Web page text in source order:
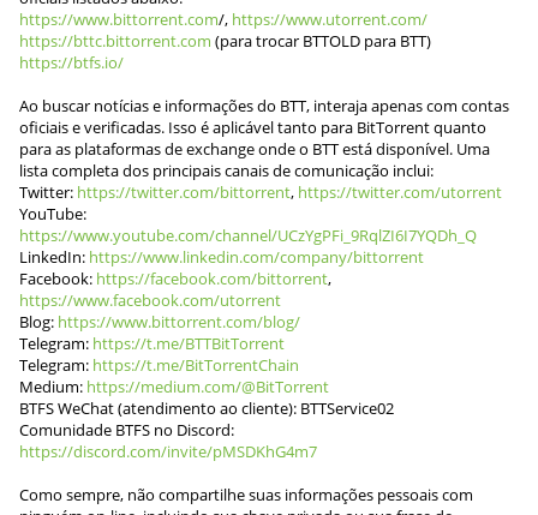
https://www.bittorrent.com/, https://www.utorrent.com/
https://bttc.bittorrent.com (para trocar BTTOLD para BTT)
https://btfs.io/
Ao buscar notícias e informações do BTT, interaja apenas com contas
oficiais e verificadas. Isso é aplicável tanto para BitTorrent quanto
para as plataformas de exchange onde o BTT está disponível. Uma
lista completa dos principais canais de comunicação inclui:
Twitter: https://twitter.com/bittorrent, https://twitter.com/utorrent
YouTube:
https://www.youtube.com/channel/UCzYgPFi_9RqlZI6I7YQDh_Q
LinkedIn: https://www.linkedin.com/company/bittorrent
Facebook: https://facebook.com/bittorrent,
https://www.facebook.com/utorrent
Blog: https://www.bittorrent.com/blog/
Telegram: https://t.me/BTTBitTorrent
Telegram: https://t.me/BitTorrentChain
Medium: https://medium.com/@BitTorrent
BTFS WeChat (atendimento ao cliente): BTTService02
Comunidade BTFS no Discord:
https://discord.com/invite/pMSDKhG4m7
Como sempre, não compartilhe suas informações pessoais com